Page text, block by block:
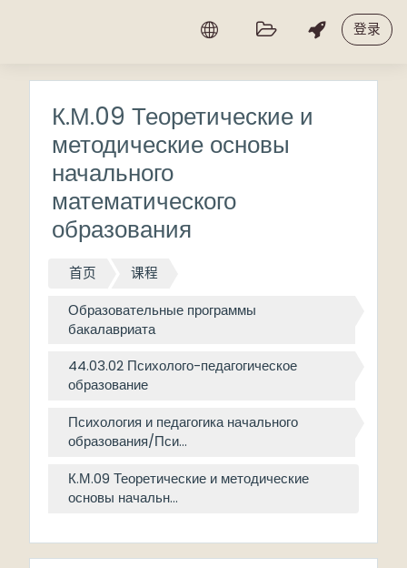
登录
К.М.09 Теоретические и
методические основы
начального
математического
образования
首页 课程
Образовательные программы
бакалавриата
44.03.02 Психолого-педагогическое
образование
Психология и педагогика начального
образования/Пси...
К.М.09 Теоретические и методические
основы начальн...